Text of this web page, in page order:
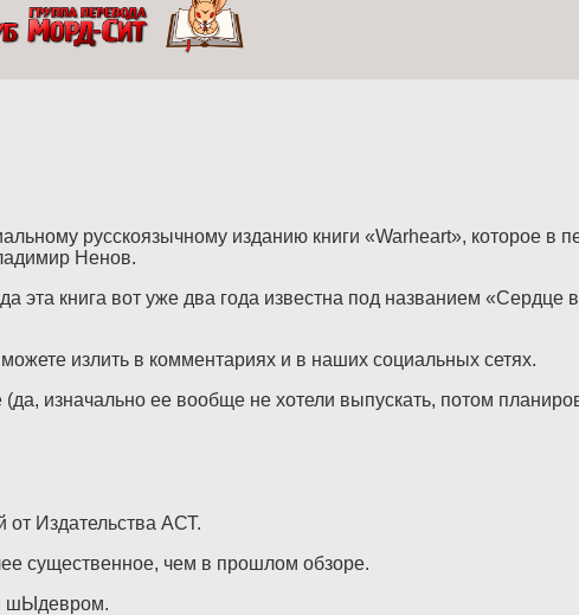
русскоязычному изданию книги «Warheart», которое в
Ненов.
эта книга вот уже два года известна под названием
излить в комментариях и в наших социальных сетях.
(да, изначально ее вообще не хотели выпускать, потом
от Издательства АСТ.
существенное, чем в прошлом обзоре.
шЫдевром.